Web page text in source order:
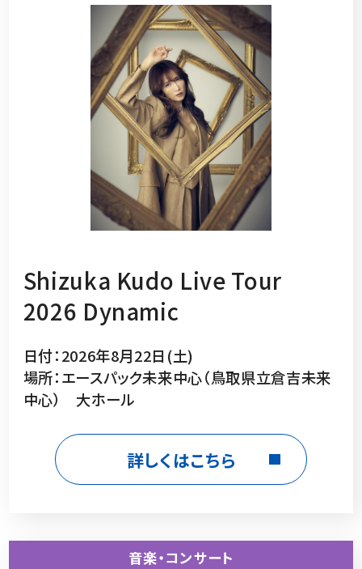
Shizuka Kudo Live Tour
2026 Dynamic
日付：2026年8月22日(土)
場所：エースパック未来中心（鳥取県立倉吉未来
中心） 大ホール
詳しくはこちら
音楽・コンサート